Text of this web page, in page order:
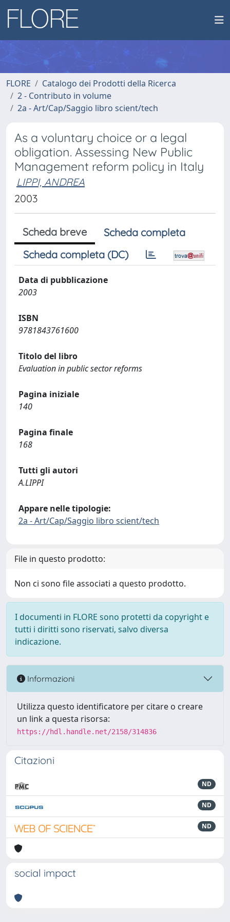
FLORE
Catalogo dei Prodotti della Ricerca
2 - Contributo in volume
2a - Art/Cap/Saggio libro scient/tech
As a voluntary choice or a legal
obligation. Assessing New Public
Management reform policy in Italy
LIPPI, ANDREA
2003
Scheda breve
Scheda completa
Scheda completa (DC)
Data di pubblicazione
2003
ISBN
9781843761600
Titolo del libro
Evaluation in public sector reforms
Pagina iniziale
140
Pagina finale
168
Tutti gli autori
A.LIPPI
Appare nelle tipologie:
2a - Art/Cap/Saggio libro scient/tech
File in questo prodotto:
Non ci sono file associati a questo prodotto.
I documenti in FLORE sono protetti da copyright e
tutti i diritti sono riservati, salvo diversa
indicazione.
Informazioni
Utilizza questo identificatore per citare o creare
un link a questa risorsa:
https://hdl.handle.net/2158/314836
Citazioni
ND
ND
ND
social impact